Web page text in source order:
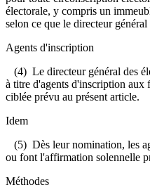
électorale, y compris un
selon ce que le directeur
Agents d'inscription
(4) Le directeur général des
à titre d'agents d'inscription
ciblée prévu au présent article.
Idem
(5) Dès leur nomination, les
ou font l'affirmation solennelle
Méthodes